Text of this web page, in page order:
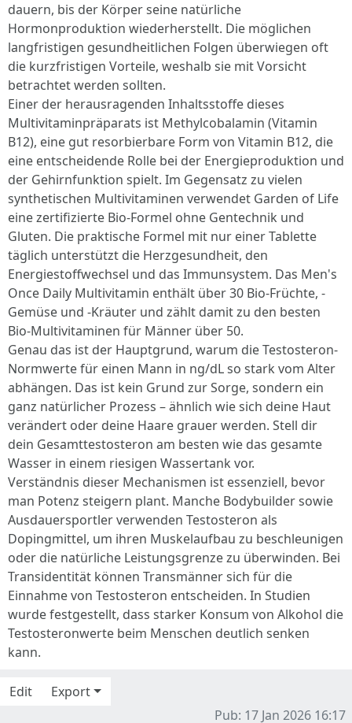
dauern, bis der Körper seine natürliche
Hormonproduktion wiederherstellt. Die möglichen
langfristigen gesundheitlichen Folgen überwiegen oft
die kurzfristigen Vorteile, weshalb sie mit Vorsicht
betrachtet werden sollten.
Einer der herausragenden Inhaltsstoffe dieses
Multivitaminpräparats ist Methylcobalamin (Vitamin
B12), eine gut resorbierbare Form von Vitamin B12, die
eine entscheidende Rolle bei der Energieproduktion und
der Gehirnfunktion spielt. Im Gegensatz zu vielen
synthetischen Multivitaminen verwendet Garden of Life
eine zertifizierte Bio-Formel ohne Gentechnik und
Gluten. Die praktische Formel mit nur einer Tablette
täglich unterstützt die Herzgesundheit, den
Energiestoffwechsel und das Immunsystem. Das Men's
Once Daily Multivitamin enthält über 30 Bio-Früchte, -
Gemüse und -Kräuter und zählt damit zu den besten
Bio-Multivitaminen für Männer über 50.
Genau das ist der Hauptgrund, warum die Testosteron-
Normwerte für einen Mann in ng/dL so stark vom Alter
abhängen. Das ist kein Grund zur Sorge, sondern ein
ganz natürlicher Prozess – ähnlich wie sich deine Haut
verändert oder deine Haare grauer werden. Stell dir
dein Gesamttestosteron am besten wie das gesamte
Wasser in einem riesigen Wassertank vor.
Verständnis dieser Mechanismen ist essenziell, bevor
man Potenz steigern plant. Manche Bodybuilder sowie
Ausdauersportler verwenden Testosteron als
Dopingmittel, um ihren Muskelaufbau zu beschleunigen
oder die natürliche Leistungsgrenze zu überwinden. Bei
Transidentität können Transmänner sich für die
Einnahme von Testosteron entscheiden. In Studien
wurde festgestellt, dass starker Konsum von Alkohol die
Testosteronwerte beim Menschen deutlich senken
kann.
Edit
Export
Pub: 17 Jan 2026 16:17